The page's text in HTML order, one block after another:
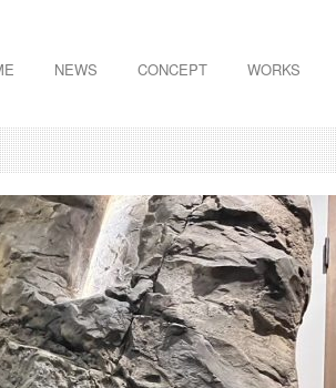
NEWS CONCEPT WORKS